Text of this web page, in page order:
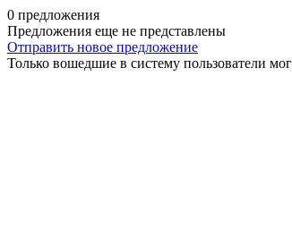
0 предложения
Предложения еще не представлены
Отправить новое предложение
Только вошедшие в систему пользователи